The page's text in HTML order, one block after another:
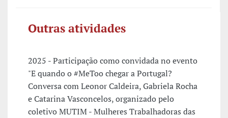
Outras atividades
2025 - Participação como convidada no evento
"E quando o #MeToo chegar a Portugal?
Conversa com Leonor Caldeira, Gabriela Rocha
e Catarina Vasconcelos, organizado pelo
coletivo MUTIM - Mulheres Trabalhadoras das